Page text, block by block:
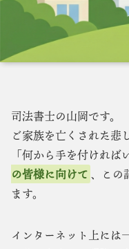
司法書士の山岡です。
ご家族を亡くされた悲
「何から手を付けれ
の皆様に向けて 、この
ます。
インターネット上には